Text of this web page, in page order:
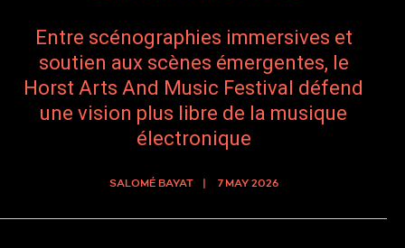
Entre scénographies immersives et
soutien aux scènes émergentes, le
Horst Arts And Music Festival défend
une vision plus libre de la musique
électronique
SALOMÉ BAYAT 7 MAY 2026